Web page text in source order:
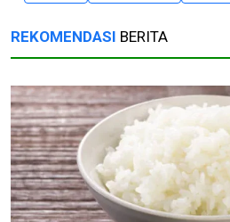
REKOMENDASI BERITA